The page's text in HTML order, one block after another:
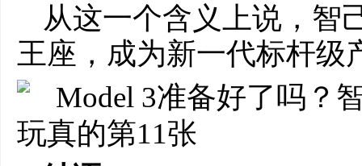
从这一个含义上说，智
王座，成为新一代标杆级